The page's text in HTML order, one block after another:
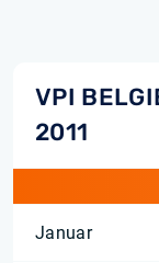
VPI
2011
Januar